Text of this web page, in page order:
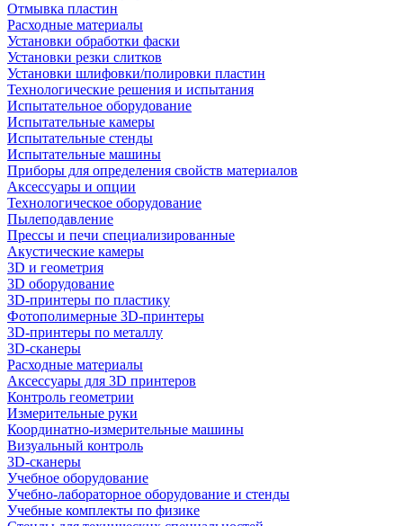
Отмывка пластин
Расходные материалы
Установки обработки фаски
Установки резки слитков
Установки шлифовки/полировки пластин
Технологические решения и испытания
Испытательное оборудование
Испытательные камеры
Испытательные стенды
Испытательные машины
Приборы для определения свойств материалов
Аксессуары и опции
Технологическое оборудование
Пылеподавление
Прессы и печи специализированные
Акустические камеры
3D и геометрия
3D оборудование
3D-принтеры по пластику
Фотополимерные 3D-принтеры
3D-принтеры по металлу
3D-сканеры
Расходные материалы
Аксессуары для 3D принтеров
Контроль геометрии
Измерительные руки
Координатно-измерительные машины
Визуальный контроль
3D-сканеры
Учебное оборудование
Учебно-лабораторное оборудование и стенды
Учебные комплекты по физике